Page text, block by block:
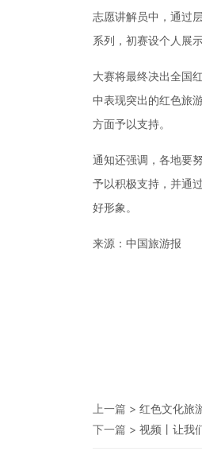
志愿讲解员中，通过
系列，初赛设个人展
大赛将最终决出全国
中表现突出的红色旅
方面予以支持。
通知还强调，各地要
予以积极支持，并通
好形象。
来源：中国旅游报
上一篇 > 红色文化旅
下一篇 > 视频丨让我